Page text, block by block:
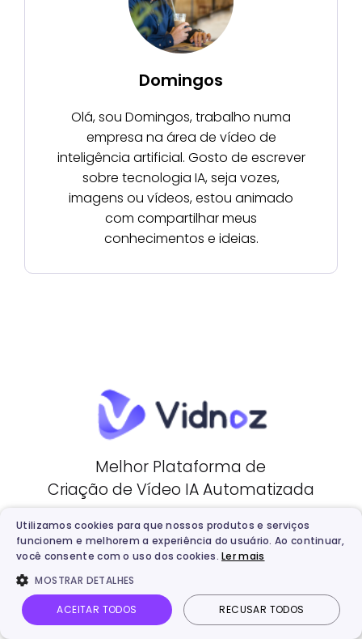
Domingos
Olá, sou Domingos, trabalho numa
empresa na área de vídeo de
inteligência artificial. Gosto de escrever
sobre tecnologia IA, seja vozes,
imagens ou vídeos, estou animado
com compartilhar meus
conhecimentos e ideias.
Melhor Plataforma de
Criação de Vídeo IA Automatizada
Crie Vídeo IA Grátis
Utilizamos cookies para que nossos produtos e serviços
funcionem e melhorem a experiência do usuário. Ao continuar,
você consente com o uso dos cookies.Ler mais
MOSTRAR DETALHES
ACEITAR TODOS RECUSAR TODOS